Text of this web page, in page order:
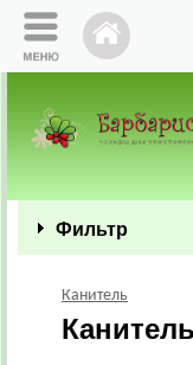
Фильтр
Канитель